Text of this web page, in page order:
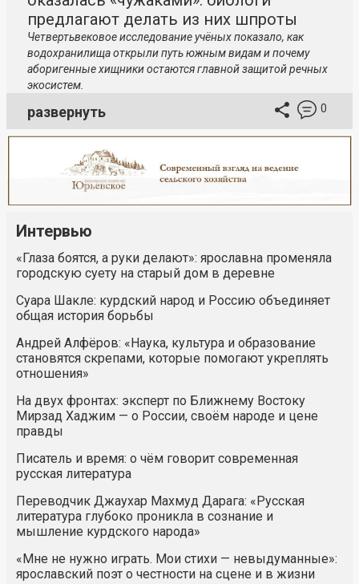
предлагают делать из них шпроты
Четвертьвековое исследование учёных показало, как
водохранилища открыли путь южным видам и почему
аборигенные хищники остаются главной защитой речных
экосистем.
развернуть 0
Интервью
«Глаза боятся, а руки делают»: ярославна променяла
городскую суету на старый дом в деревне
Суара Шакле: курдский народ и Россию объединяет
общая история борьбы
Андрей Алфёров: «Наука, культура и образование
становятся скрепами, которые помогают укреплять
отношения»
На двух фронтах: эксперт по Ближнему Востоку
Мирзад Хаджим — о России, своём народе и цене
правды
Писатель и время: о чём говорит современная
русская литература
Переводчик Джаухар Махмуд Дарага: «Русская
литература глубоко проникла в сознание и
мышление курдского народа»
«Мне не нужно играть. Мои стихи — невыдуманные»:
ярославский поэт о честности на сцене и в жизни